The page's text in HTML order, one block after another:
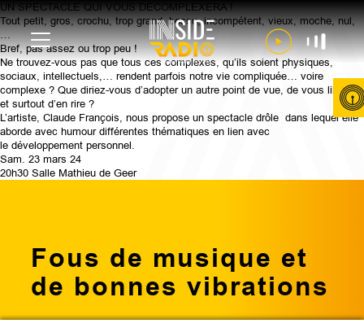
UN SPECTACLE QUI VOUS DÉCOMPLEXERA !
Tout petit, gros, crochu, trop grand, bossu, incompétent, vieux, moche, nul,
…
Bref, pas assez ou trop peu !
Ne trouvez-vous pas que tous ces complexes, qu’ils soient physiques,
sociaux, intellectuels,… rendent parfois notre vie compliquée… voire
complexe ? Que diriez-vous d’adopter un autre point de vue, de vous libérer
et surtout d’en rire ?
L’artiste, Claude François, nous propose un spectacle drôle dans lequel elle
aborde avec humour différentes thématiques en lien avec
le développement personnel.
Sam. 23 mars 24
20h30 Salle Mathieu de Geer
Fous de musique et
de bonnes vibrations